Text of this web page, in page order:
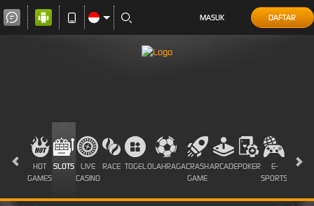
MASUK DAFTAR
HOT
GAMES
SLOTS
LIVE
CASINO
RACE TOGEL OLAHRAGACRASH
GAME
ARCADEPOKER
E-
SPORTS